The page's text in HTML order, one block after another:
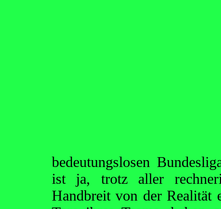
bedeutungslosen
ist ja, trotz aller
Handbreit von der Realität